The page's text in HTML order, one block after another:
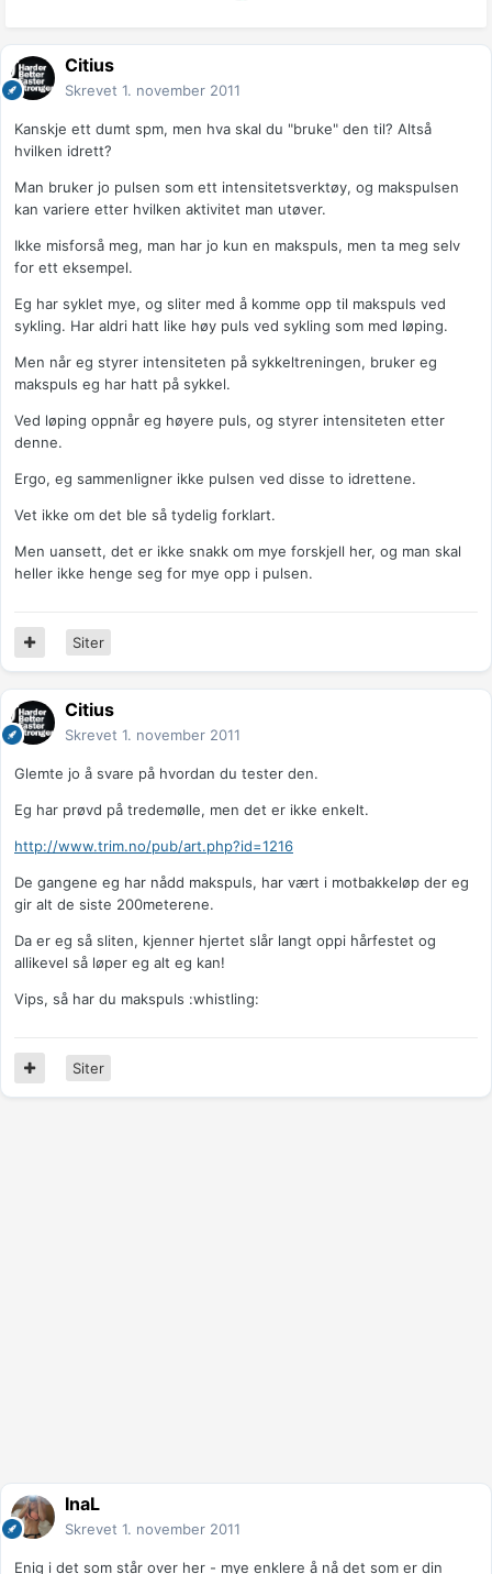
Citius
Skrevet 1. november 2011
Kanskje ett dumt spm, men hva skal du "bruke" den til? Altså
hvilken idrett?
Man bruker jo pulsen som ett intensitetsverktøy, og makspulsen
kan variere etter hvilken aktivitet man utøver.
Ikke misforså meg, man har jo kun en makspuls, men ta meg selv
for ett eksempel.
Eg har syklet mye, og sliter med å komme opp til makspuls ved
sykling. Har aldri hatt like høy puls ved sykling som med løping.
Men når eg styrer intensiteten på sykkeltreningen, bruker eg
makspuls eg har hatt på sykkel.
Ved løping oppnår eg høyere puls, og styrer intensiteten etter
denne.
Ergo, eg sammenligner ikke pulsen ved disse to idrettene.
Vet ikke om det ble så tydelig forklart.
Men uansett, det er ikke snakk om mye forskjell her, og man skal
heller ikke henge seg for mye opp i pulsen.
Siter
Citius
Skrevet 1. november 2011
Glemte jo å svare på hvordan du tester den.
Eg har prøvd på tredemølle, men det er ikke enkelt.
http://www.trim.no/pub/art.php?id=1216
De gangene eg har nådd makspuls, har vært i motbakkeløp der eg
gir alt de siste 200meterene.
Da er eg så sliten, kjenner hjertet slår langt oppi hårfestet og
allikevel så løper eg alt eg kan!
Vips, så har du makspuls :whistling:
Siter
InaL
Skrevet 1. november 2011
Enig i det som står over her - mye enklere å nå det som er din